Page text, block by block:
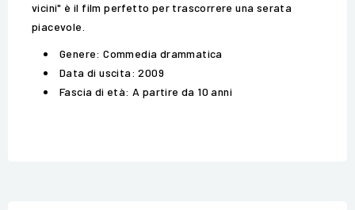
vicini" è il film perfetto per trascorrere una serata
piacevole.
Genere: Commedia drammatica
Data di uscita: 2009
Fascia di età: A partire da 10 anni